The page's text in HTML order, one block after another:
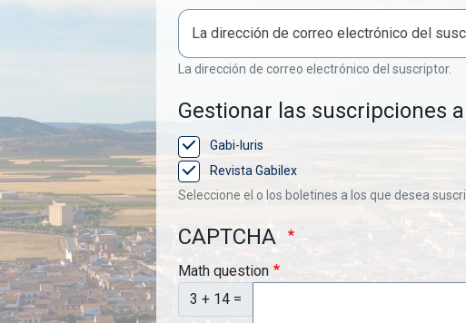
La dirección de correo electrónico del suscriptor.
Gestionar las suscripciones
Gabi-Iuris
Revista Gabilex
Seleccione el o los boletines a los que desea
CAPTCHA
Math question
3 + 14 =